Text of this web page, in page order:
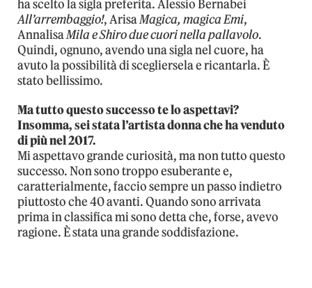
ha scelto la sigla preferita. Alessio Bernabei
All’arrembaggio!, ArisaMagica, magica Emi,
AnnalisaMila e Shiro due cuori nella pallavolo.
Quindi, ognuno, avendo una sigla nel cuore, ha
avuto la possibilità di scegliersela e ricantarla. È
stato bellissimo.
Ma tutto questo successo te lo aspettavi?
Insomma, sei stata l’artista donna che ha venduto
di più nel 2017.
Mi aspettavo grande curiosità, ma non tutto questo
successo. Non sono troppo esuberante e,
caratterialmente, faccio sempre un passo indietro
piuttosto che 40 avanti. Quando sono arrivata
prima in classifica mi sono detta che, forse, avevo
ragione. È stata una grande soddisfazione.